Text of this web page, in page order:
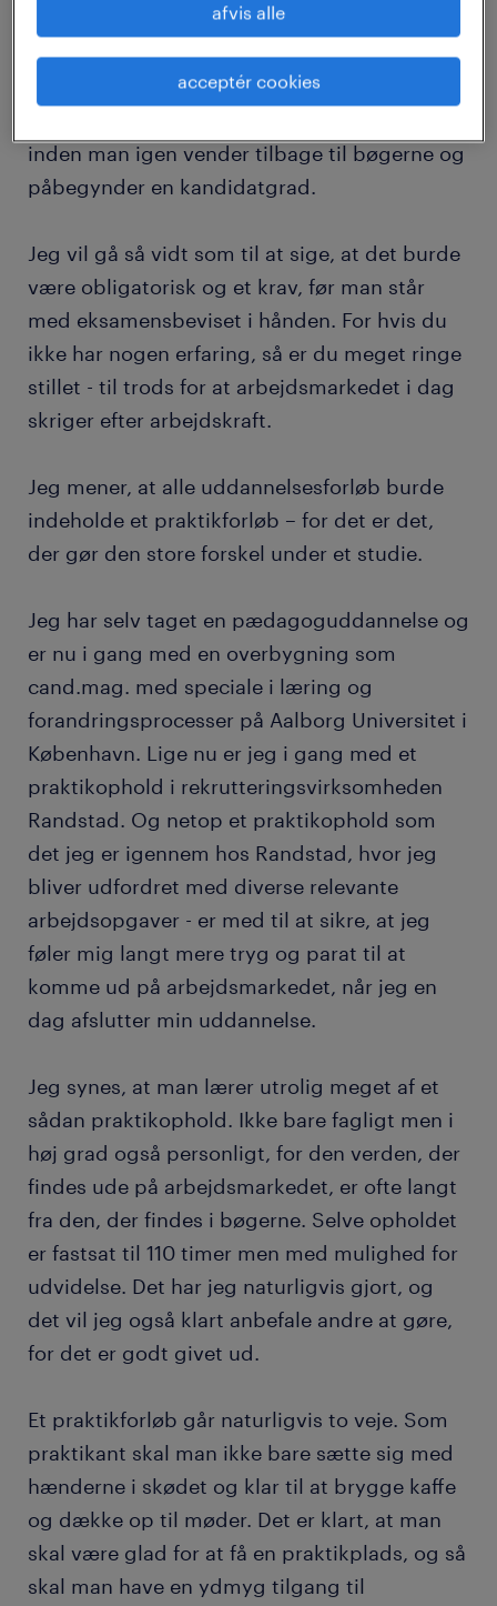
sine studier, og det er glædeligt, at
regeringen med planen lægger op til, at man
efter bacheloruddannelsen skal have
inden man igen vender tilbage til bøgerne og
påbegynder en kandidatgrad.
Jeg vil gå så vidt som til at sige, at det burde
være obligatorisk og et krav, før man står
med eksamensbeviset i hånden. For hvis du
ikke har nogen erfaring, så er du meget ringe
stillet - til trods for at arbejdsmarkedet i dag
skriger efter arbejdskraft.
Jeg mener, at alle uddannelsesforløb burde
indeholde et praktikforløb – for det er det,
der gør den store forskel under et studie.
Jeg har selv taget en pædagoguddannelse og
er nu i gang med en overbygning som
cand.mag. med speciale i læring og
forandringsprocesser på Aalborg Universitet i
København. Lige nu er jeg i gang med et
praktikophold i rekrutteringsvirksomheden
Randstad. Og netop et praktikophold som
det jeg er igennem hos Randstad, hvor jeg
bliver udfordret med diverse relevante
arbejdsopgaver - er med til at sikre, at jeg
føler mig langt mere tryg og parat til at
komme ud på arbejdsmarkedet, når jeg en
dag afslutter min uddannelse.
Jeg synes, at man lærer utrolig meget af et
sådan praktikophold. Ikke bare fagligt men i
høj grad også personligt, for den verden, der
findes ude på arbejdsmarkedet, er ofte langt
fra den, der findes i bøgerne. Selve opholdet
er fastsat til 110 timer men med mulighed for
udvidelse. Det har jeg naturligvis gjort, og
det vil jeg også klart anbefale andre at gøre,
for det er godt givet ud.
Et praktikforløb går naturligvis to veje. Som
praktikant skal man ikke bare sætte sig med
hænderne i skødet og klar til at brygge kaffe
og dække op til møder. Det er klart, at man
skal være glad for at få en praktikplads, og så
skal man have en ydmyg tilgang til
afvis alle
acceptér cookies